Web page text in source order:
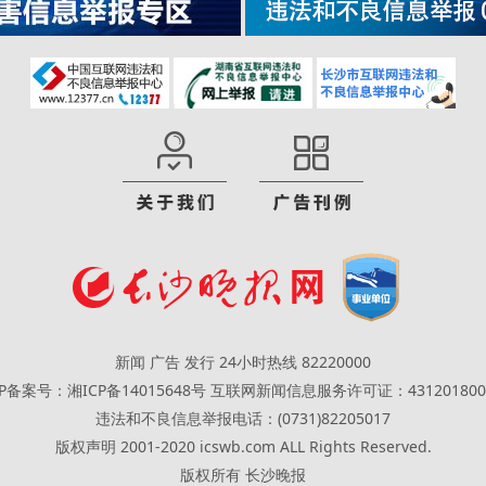
新闻 广告 发行 24小时热线 82220000
备案号：湘ICP备14015648号 互联网新闻信息服务许可证：
违法和不良信息举报电话：(0731)82205017
版权声明 2001-2020 icswb.com ALL Rights Reserved.
版权所有 长沙晚报